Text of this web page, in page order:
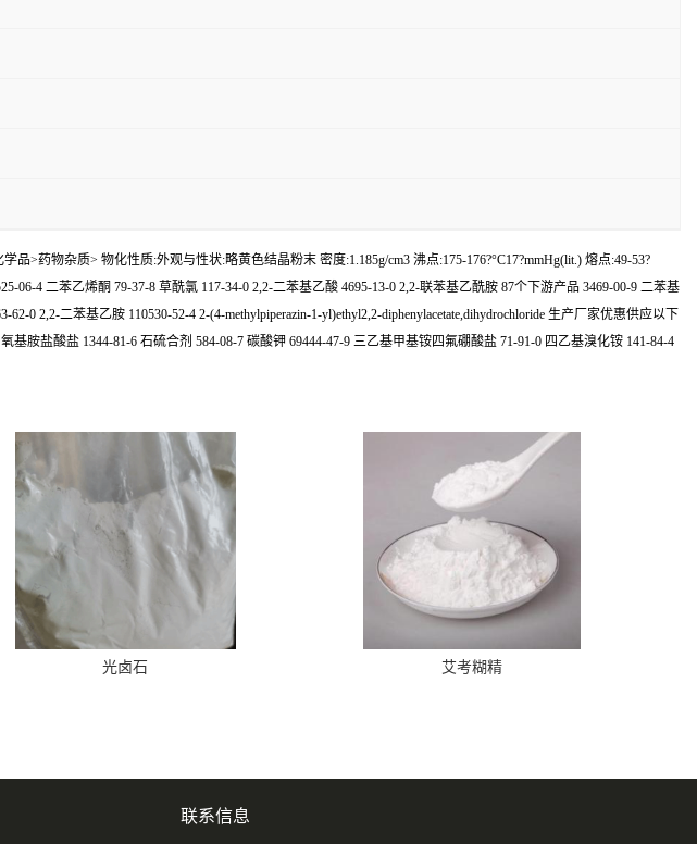
>药物杂质> 物化性质:外观与性状:略黄色结晶粉末 密度:1.185g/cm3 沸点:175-176?°C17?mmHg(lit.) 熔点:49-53?
06-4 二苯乙烯酮 79-37-8 草酰氯 117-34-0 2,2-二苯基乙酸 4695-13-0 2,2-联苯基乙酰胺 87个下游产品 3469-00-9 二苯基
0 2,2-二苯基乙胺 110530-52-4 2-(4-methylpiperazin-1-yl)ethyl2,2-diphenylacetate,dihydrochloride 生产厂家优惠供应以下
胺盐酸盐 1344-81-6 石硫合剂 584-08-7 碳酸钾 69444-47-9 三乙基甲基铵四氟硼酸盐 71-91-0 四乙基溴化铵 141-84-4
光卤石 艾考糊精
联系信息